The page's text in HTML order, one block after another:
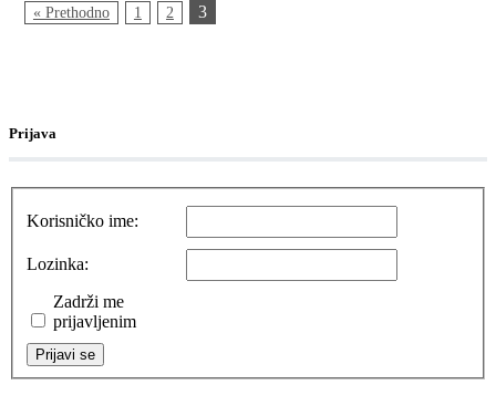
« Prethodno 1 2 3
Prijava
Korisničko ime:
Lozinka:
Zadrži me
prijavljenim
Prijavi se